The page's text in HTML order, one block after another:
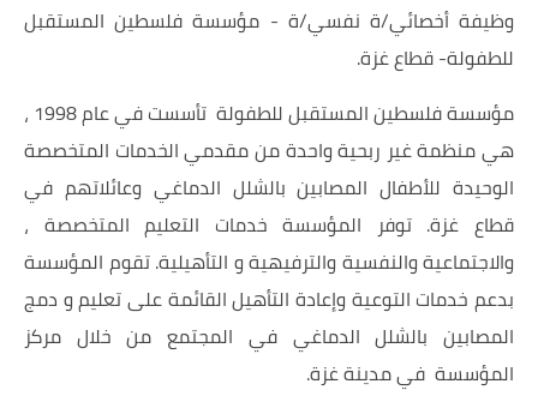
وظيفة أخصائي/ة نفسي/ة - مؤسسة فلسطين المستقبل
للطفولة- قطاع غزة.
مؤسسة فلسطين المستقبل للطفولة تأسست في عام 1998 ،
هي منظمة غير ربحية واحدة من مقدمي الخدمات المتخصصة
الوحيدة للأطفال المصابين بالشلل الدماغي وعائلاتهم في
قطاع غزة. توفر المؤسسة خدمات التعليم المتخصصة ،
والاجتماعية والنفسية والترفيهية و التأهيلية. تقوم المؤسسة
بدعم خدمات التوعية وإعادة التأهيل القائمة على تعليم و دمج
المصابين بالشلل الدماغي في المجتمع من خلال مركز
المؤسسة في مدينة غزة.